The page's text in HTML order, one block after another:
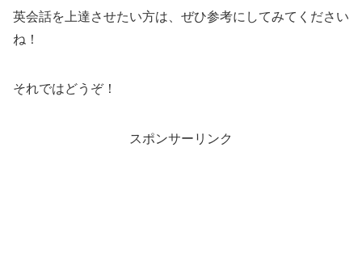
英会話を上達させたい方は、ぜひ参考にしてみてください
ね！
それではどうぞ！
スポンサーリンク